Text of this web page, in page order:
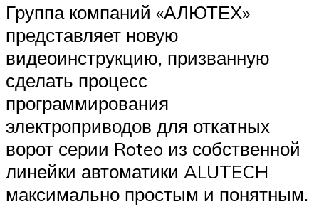
Группа компаний «АЛЮТЕХ»
представляет новую
видеоинструкцию, призванную
сделать процесс
программирования
электроприводов для откатных
ворот серии Roteo из собственной
линейки автоматики ALUTECH
максимально простым и понятным.